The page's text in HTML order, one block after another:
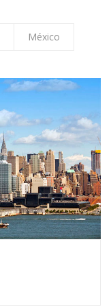
México